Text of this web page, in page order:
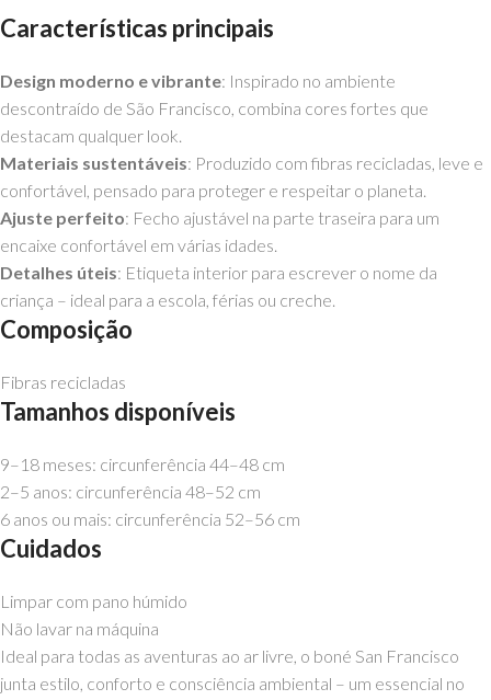
Características principais
Design moderno e vibrante: Inspirado no ambiente
descontraído de São Francisco, combina cores fortes que
destacam qualquer look.
Materiais sustentáveis: Produzido com fibras recicladas, leve e
confortável, pensado para proteger e respeitar o planeta.
Ajuste perfeito: Fecho ajustável na parte traseira para um
encaixe confortável em várias idades.
Detalhes úteis: Etiqueta interior para escrever o nome da
criança – ideal para a escola, férias ou creche.
Composição
Fibras recicladas
Tamanhos disponíveis
9–18 meses: circunferência 44–48 cm
2–5 anos: circunferência 48–52 cm
6 anos ou mais: circunferência 52–56 cm
Cuidados
Limpar com pano húmido
Não lavar na máquina
Ideal para todas as aventuras ao ar livre, o boné San Francisco
junta estilo, conforto e consciência ambiental – um essencial no